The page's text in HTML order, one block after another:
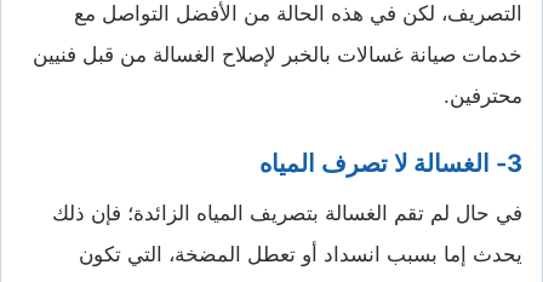
التصريف، لكن في هذه الحالة من الأفضل التواصل مع
خدمات صيانة غسالات بالخبر لإصلاح الغسالة من قبل فنيين
محترفين.
3- الغسالة لا تصرف المياه
في حال لم تقم الغسالة بتصريف المياه الزائدة؛ فإن ذلك
يحدث إما بسبب انسداد أو تعطل المضخة، التي تكون